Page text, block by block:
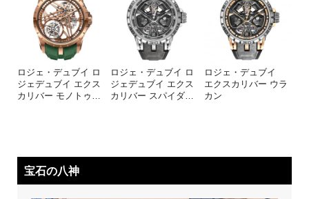
ロジェ・デュブイ ロ
ジェデュブイ エクス
カリバー モノトゥ
ロジェ・デュブイ ロ
ジェデュブイ エクス
カリバー スパイダ
ロジェ・デュブイ
エクスカリバー ウラ
カン
宝石の八神